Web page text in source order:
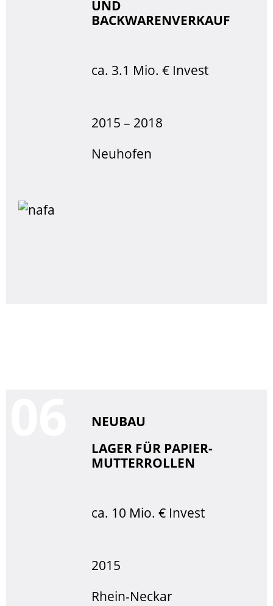
UND
BACKWARENVERKAUF
ca. 3.1 Mio. € Invest
2015 – 2018
Neuhofen
NEUBAU
LAGER FÜR PAPIER-
MUTTERROLLEN
ca. 10 Mio. € Invest
2015
Rhein-Neckar